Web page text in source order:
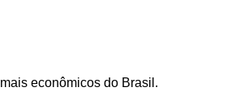
econômicos do Brasil.